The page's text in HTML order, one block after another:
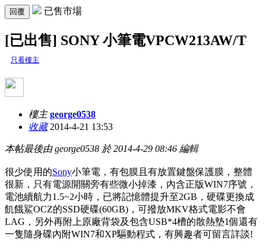
回覆 已售市場
[已出售] SONY 小筆電VPCW213AW/T
只看樓主
樓主 george0538
收藏2014-4-21 13:53
本帖最後由 george0538 於 2014-4-29 08:46 編輯
很少使用的Sony小筆電，有包膜且有放置鍵盤保護膜，整體
很新，只有電源開關旁有些微小掉漆，內含正版WIN7序號，
電池續航力1.5~2小時，已將記憶體提升至2GB，硬碟更換成
飢餓鯊OCZ的SSD硬碟(60GB)，可撥放MKV格式電影不會
LAG，另外再附上原廠背袋及包含USB*4槽的散熱墊1個還有
一隻隨身碟內附WIN7和XP驅動程式，有興趣者可留言詳談!